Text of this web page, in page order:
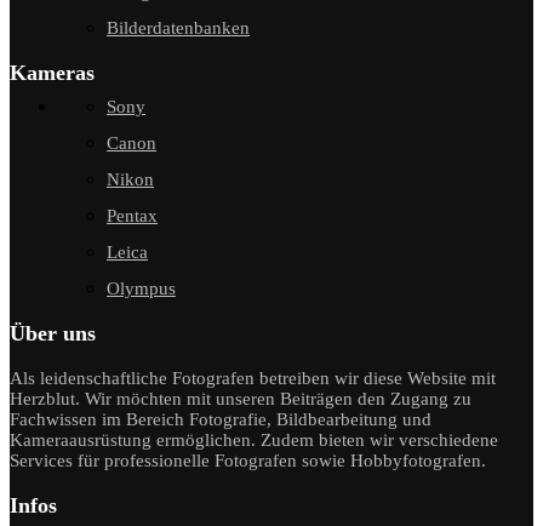
Bilderdatenbanken
Kameras
Sony
Canon
Nikon
Pentax
Leica
Olympus
Über uns
Als leidenschaftliche Fotografen betreiben wir diese Website mit
Herzblut. Wir möchten mit unseren Beiträgen den Zugang zu
Fachwissen im Bereich Fotografie, Bildbearbeitung und
Kameraausrüstung ermöglichen. Zudem bieten wir verschiedene
Services für professionelle Fotografen sowie Hobbyfotografen.
Infos